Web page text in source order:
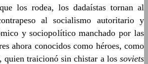
los rodea, los dadaístas tornan al
al socialismo autoritario y
y sociopolítico manchado por las
ahora conocidos como héroes, como
quien traicionó sin chistar a los soviets